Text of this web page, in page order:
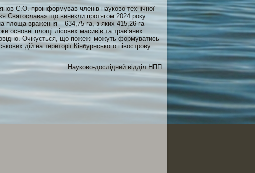
Є.О. проінформував членів науково-технічної
Святослава» що виникли протягом 2024 року.
площа враження – 634,75 га, з яких 415,26 га –
основні площі лісових масивів та трав’яних
Очікується, що пожежі можуть формуватись
дій на території Кінбурнського півострову.
Науково-дослідний відділ НПП